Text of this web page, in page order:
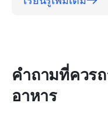
คำถามที่ควร
อาหาร